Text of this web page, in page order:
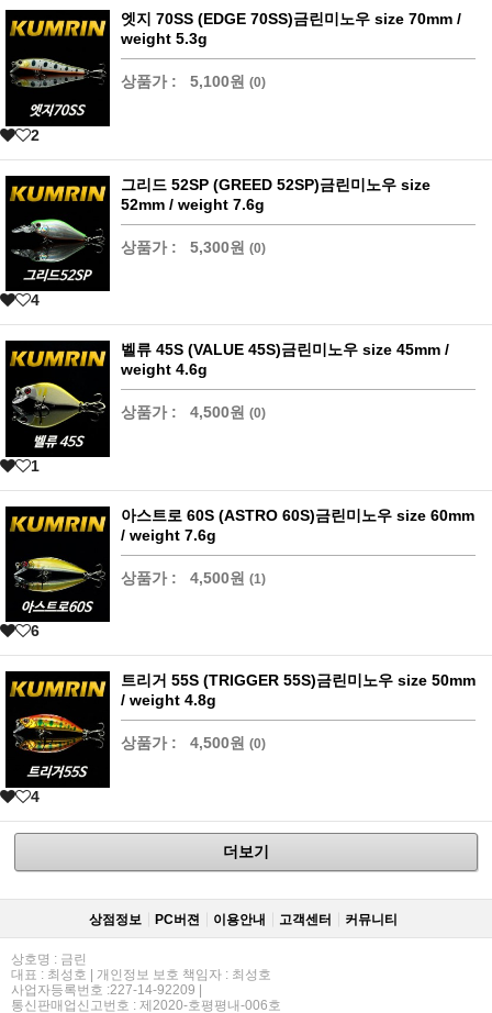
엣지 70SS (EDGE 70SS)금린미노우 size 70mm /
weight 5.3g
상품가 : 5,100원 (0)
2
그리드 52SP (GREED 52SP)금린미노우 size
52mm / weight 7.6g
상품가 : 5,300원 (0)
4
벨류 45S (VALUE 45S)금린미노우 size 45mm /
weight 4.6g
상품가 : 4,500원 (0)
1
아스트로 60S (ASTRO 60S)금린미노우 size 60mm
/ weight 7.6g
상품가 : 4,500원 (1)
6
트리거 55S (TRIGGER 55S)금린미노우 size 50mm
/ weight 4.8g
상품가 : 4,500원 (0)
4
더보기
상점정보 PC버젼 이용안내 고객센터 커뮤니티
상호명 : 금린
대표 : 최성호 | 개인정보 보호 책임자 : 최성호
사업자등록번호 :227-14-92209 |
통신판매업신고번호 : 제2020-호평평내-006호